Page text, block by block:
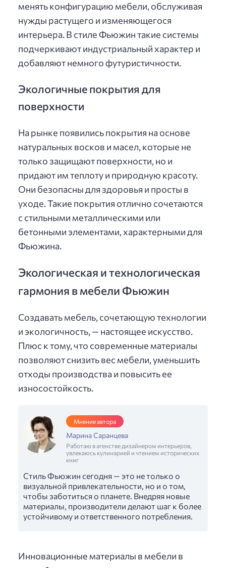
менять конфигурацию мебели, обслуживая
нужды растущего и изменяющегося
интерьера. В стиле Фьюжин такие системы
подчеркивают индустриальный характер и
добавляют немного футуристичности.
Экологичные покрытия для
поверхности
На рынке появились покрытия на основе
натуральных восков и масел, которые не
только защищают поверхности, но и
придают им теплоту и природную красоту.
Они безопасны для здоровья и просты в
уходе. Такие покрытия отлично сочетаются
с стильными металлическими или
бетонными элементами, характерными для
Фьюжина.
Экологическая и технологическая
гармония в мебели Фьюжин
Создавать мебель, сочетающую технологии
и экологичность, — настоящее искусство.
Плюс к тому, что современные материалы
позволяют снизить вес мебели, уменьшить
отходы производства и повысить ее
износостойкость.
Мнение автора
Марина Саранцева
Работаю в агенстве дизайнером интерьеров,
увлекаюсь кулинарией и чтением исторических
книг
Стиль Фьюжин сегодня — это не только о
визуальной привлекательности, но и о том,
чтобы заботиться о планете. Внедряя новые
материалы, производители делают шаг к более
устойчивому и ответственного потребления.
Инновационные материалы в мебели в